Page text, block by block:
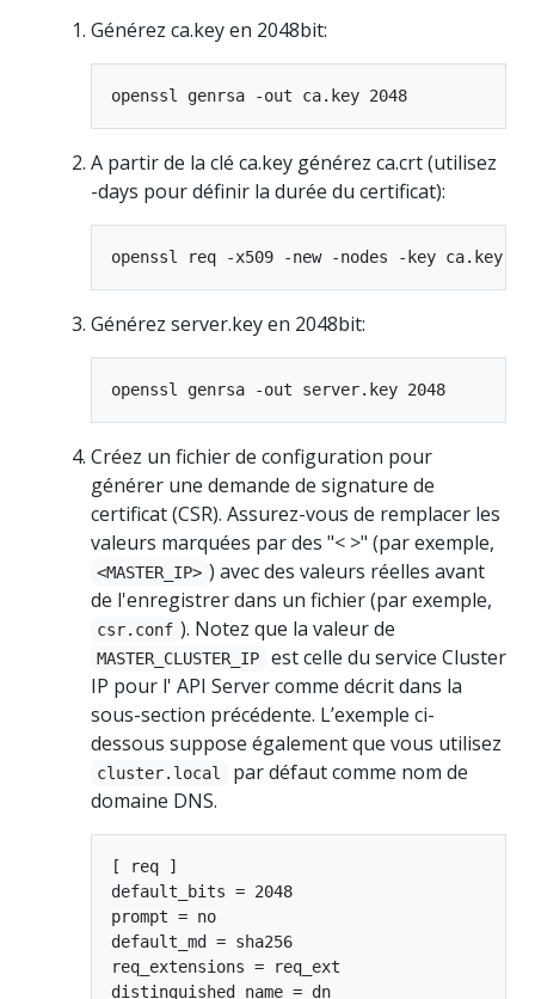
Générez ca.key en 2048bit:
A partir de la clé ca.key générez ca.crt (utilisez
-days pour définir la durée du certificat):
Générez server.key en 2048bit:
Créez un fichier de configuration pour
générer une demande de signature de
certificat (CSR). Assurez-vous de remplacer les
valeurs marquées par des "< >" (par exemple,
<MASTER_IP> ) avec des valeurs réelles avant
de l'enregistrer dans un fichier (par exemple,
csr.conf ). Notez que la valeur de
MASTER_CLUSTER_IP
est celle du service Cluster
IP pour l' API Server comme décrit dans la
sous-section précédente. L’exemple ci-
dessous suppose également que vous utilisez
cluster.local
par défaut comme nom de
domaine DNS.
[ req ]
default_bits = 2048
prompt = no
default_md = sha256
req_extensions = req_ext
distinguished_name = dn